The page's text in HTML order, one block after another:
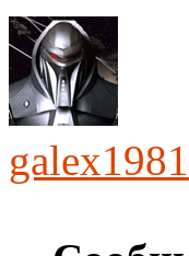
galex1981